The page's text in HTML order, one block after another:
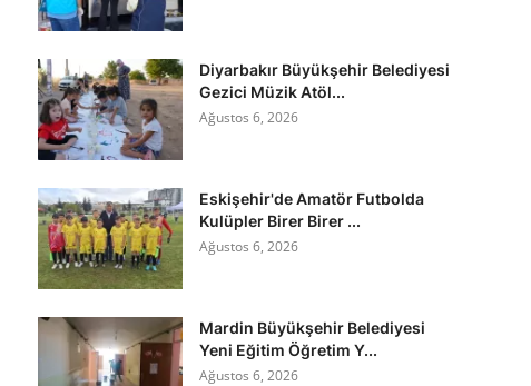
Diyarbakır Büyükşehir Belediyesi
Gezici Müzik Atöl...
Ağustos 6, 2026
Eskişehir'de Amatör Futbolda
Kulüpler Birer Birer ...
Ağustos 6, 2026
Mardin Büyükşehir Belediyesi
Yeni Eğitim Öğretim Y...
Ağustos 6, 2026